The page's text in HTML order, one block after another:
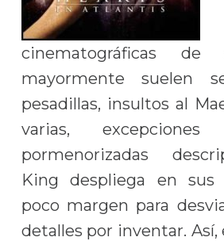
cinematográficas de
mayormente suelen
pesadillas, insultos al
varias,
pormenorizadas
King despliega en sus
poco margen para
detalles por inventar. Así,